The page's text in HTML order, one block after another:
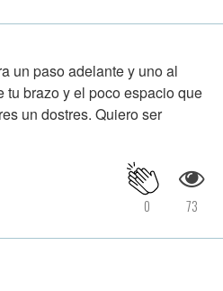
un paso adelante y uno al
tu brazo y el poco espacio que
un dostres. Quiero ser
73
0